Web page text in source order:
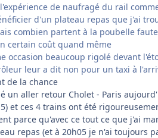
de naufragé du rail
d'un plateau repas que j'ai
combien partent à la poubelle
certain coût quand même
occasion beaucoup rigolé devant
leur a dit non pour un taxi à
de la chance
un aller retour Cholet - Paris
et ces 4 trains ont été
parce qu'avec ce tout ce que j'ai
repas (et à 20h05 je n'ai toujours